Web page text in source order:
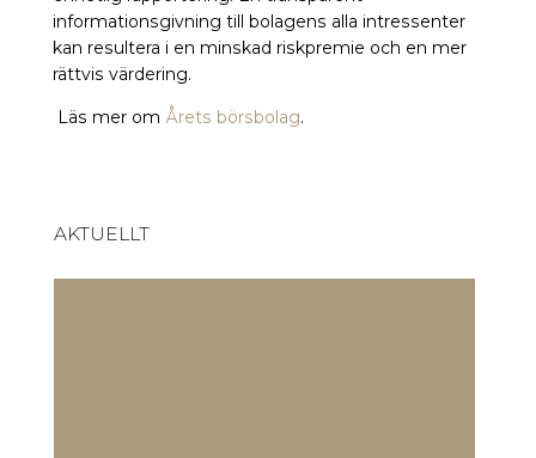
informationsgivning till bolagens alla intressenter
kan resultera i en minskad riskpremie och en mer
rättvis värdering.
Läs mer om Årets börsbolag.
AKTUELLT